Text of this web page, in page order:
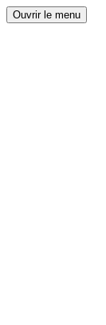
Ouvrir le menu